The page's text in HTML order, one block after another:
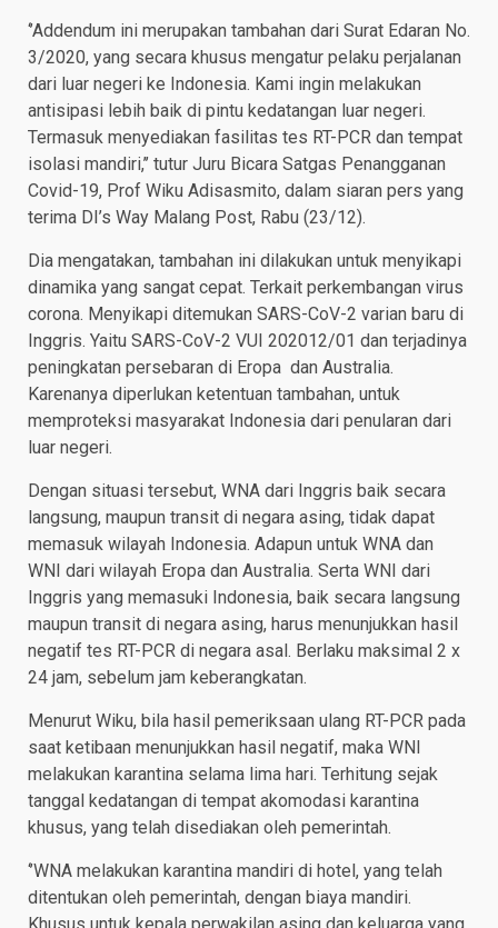
‘’Addendum ini merupakan tambahan dari Surat Edaran No.
3/2020, yang secara khusus mengatur pelaku perjalanan
dari luar negeri ke Indonesia. Kami ingin melakukan
antisipasi lebih baik di pintu kedatangan luar negeri.
Termasuk menyediakan fasilitas tes RT-PCR dan tempat
isolasi mandiri,’’ tutur Juru Bicara Satgas Penangganan
Covid-19, Prof Wiku Adisasmito, dalam siaran pers yang
terima DI’s Way Malang Post, Rabu (23/12).
Dia mengatakan, tambahan ini dilakukan untuk menyikapi
dinamika yang sangat cepat. Terkait perkembangan virus
corona. Menyikapi ditemukan SARS-CoV-2 varian baru di
Inggris. Yaitu SARS-CoV-2 VUI 202012/01 dan terjadinya
peningkatan persebaran di Eropa dan Australia.
Karenanya diperlukan ketentuan tambahan, untuk
memproteksi masyarakat Indonesia dari penularan dari
luar negeri.
Dengan situasi tersebut, WNA dari Inggris baik secara
langsung, maupun transit di negara asing, tidak dapat
memasuk wilayah Indonesia. Adapun untuk WNA dan
WNI dari wilayah Eropa dan Australia. Serta WNI dari
Inggris yang memasuki Indonesia, baik secara langsung
maupun transit di negara asing, harus menunjukkan hasil
negatif tes RT-PCR di negara asal. Berlaku maksimal 2 x
24 jam, sebelum jam keberangkatan.
Menurut Wiku, bila hasil pemeriksaan ulang RT-PCR pada
saat ketibaan menunjukkan hasil negatif, maka WNI
melakukan karantina selama lima hari. Terhitung sejak
tanggal kedatangan di tempat akomodasi karantina
khusus, yang telah disediakan oleh pemerintah.
‘’WNA melakukan karantina mandiri di hotel, yang telah
ditentukan oleh pemerintah, dengan biaya mandiri.